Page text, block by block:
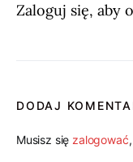
Zaloguj się, aby
DODAJ
Musisz się zalogować